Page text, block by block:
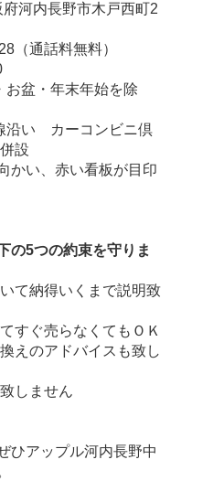
河内長野市木戸西町2
（通話料無料）
盆・年末年始を除
沿い　カーコンビニ倶
設
かい、赤い看板が目印
の5つの約束を守りま
て納得いくまで説明致
すぐ売らなくてもＯＫ
えのアドバイスも致し
しません
ひアップル河内長野中